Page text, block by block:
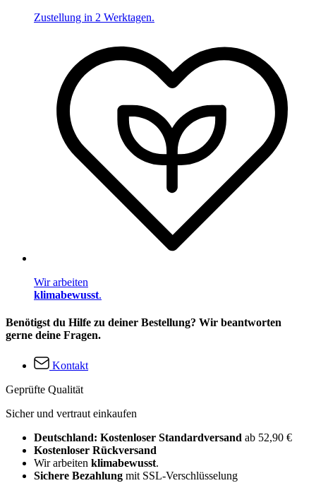
Zustellung in 2 Werktagen.
Wir arbeiten
klimabewusst.
Benötigst du Hilfe zu deiner Bestellung? Wir beantworten
gerne deine Fragen.
Kontakt
Geprüfte Qualität
Sicher und vertraut einkaufen
Deutschland: Kostenloser Standardversand ab 52,90 €
Kostenloser Rückversand
Wir arbeiten klimabewusst.
Sichere Bezahlung mit SSL-Verschlüsselung